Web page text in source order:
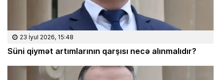
23 İyul 2026, 15:48
Süni qiymət artımlarının qarşısı necə alınmalıdır?